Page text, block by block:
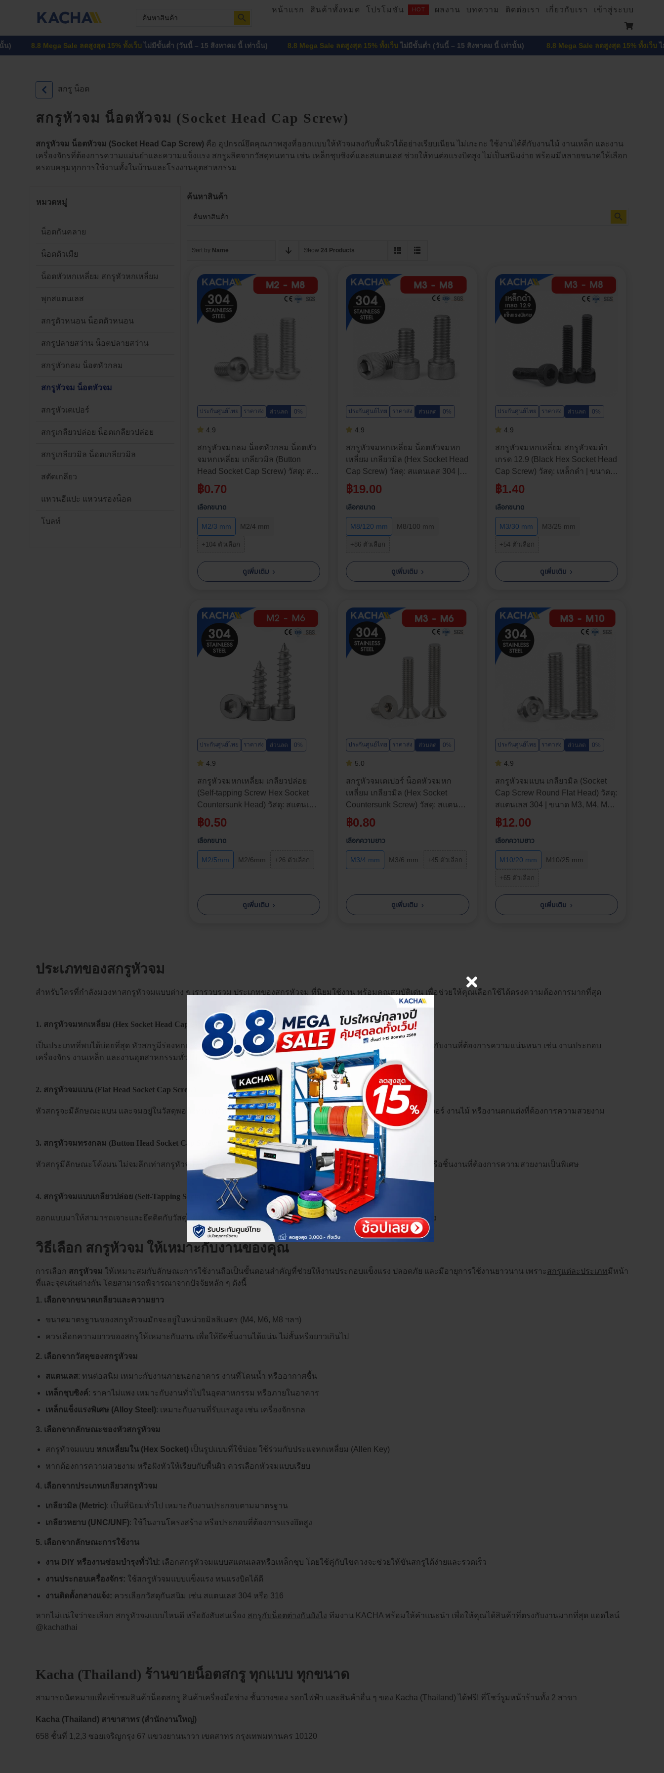
for:
หน้าแรก สินค้าทั้งหมด โปรโมชัน HOT ผลงาน บทความ ติดต่อเรา เกี่ยวกับเรา เข้าสู่ระบบ
8.8 Mega Sale ลดสูงสุด 15% ทั้งเว็บไม่มีขั้นต่ำ (วันนี้ – 15 สิงหาคม นี้ เท่านั้น) 8.8 Mega Sale ลดสูงสุด 15% ทั้งเว็บไม่มีขั้นต่ำ (วันนี้ – 15 สิงหาคม นี้ เท่านั้น) 8.8 Mega Sale ลดสูงสุด 15% ทั้งเว็บไม่มีขั้นต่
สกรู น็อต
สกรูหัวจม น็อตหัวจม (Socket Head Cap Screw)
สกรูหัวจม น็อตหัวจม (Socket Head Cap Screw) คือ อุปกรณ์ยึดคุณภาพสูงที่ออกแบบให้หัวจมลงกับพื้นผิวได้อย่างเรียบเนียน ไม่เกะกะ ใช้งานได้ดีกับงานไม้ งานเหล็ก และงาน
เครื่องจักรที่ต้องการความแม่นยำและความแข็งแรง สกรูผลิตจากวัสดุทนทาน เช่น เหล็กชุบซิงค์และสแตนเลส ช่วยให้ทนต่อแรงบิดสูง ไม่เป็นสนิมง่าย พร้อมมีหลายขนาดให้เลือก
ครอบคลุมทุกการใช้งานทั้งในบ้านและโรงงานอุตสาหกรรม
หมวดหมู่
น็อตกันคลาย
น็อตตัวเมีย
น็อตหัวหกเหลี่ยม สกรูหัวหกเหลี่ยม
พุกสแตนเลส
สกรูตัวหนอน น็อตตัวหนอน
สกรูปลายสว่าน น็อตปลายสว่าน
สกรูหัวกลม น็อตหัวกลม
สกรูหัวจม น็อตหัวจม
สกรูหัวเตเปอร์
สกรูเกลียวปล่อย น็อตเกลียวปล่อย
สกรูเกลียวมิล น็อตเกลียวมิล
สตัดเกลียว
แหวนอีแปะ แหวนรองน็อต
โบลท์
ค้นหาสินค้า
for:
Sort by Name Show 24 Products
ประกันศูนย์ไทย ราคาส่ง ส่วนลด 0%
4.9
สกรูหัวจมกลม น็อตหัวกลม น็อตหัว
จมหกเหลี่ยม เกลียวมิล (Button
Head Socket Cap Screw) วัสดุ: ส
แตนเลส 304 | ขนาด M2, M2.5, M3,
M4, M5, M6, M8 | ความยาว: 3-90
มม. | จำหน่ายราคาต่อตัว
฿0.70
เลือกขนาด
M2/3 mm M2/4 mm
+104 ตัวเลือก
ดูเพิ่มเติม ›
ประกันศูนย์ไทย ราคาส่ง ส่วนลด 0%
4.9
สกรูหัวจมหกเหลี่ยม น็อตหัวจมหก
เหลี่ยม เกลียวมิล (Hex Socket Head
Cap Screw) วัสดุ: สแตนเลส 304 |
ขนาด M3, M4, M5, M6, M8 | ความ
ยาว: 4-120 มม. | จำหน่ายราคาต่อ
ตัว
฿19.00
เลือกขนาด
M8/120 mm M8/100 mm
+86 ตัวเลือก
ดูเพิ่มเติม ›
ประกันศูนย์ไทย ราคาส่ง ส่วนลด 0%
4.9
สกรูหัวจมหกเหลี่ยม สกรูหัวจมดํา
เกรด 12.9 (Black Hex Socket Head
Cap Screw) วัสดุ: เหล็กดำ | ขนาด
M3, M4, M5, M6, M8 | ความยาว: 4-
80 มม. | จำหน่ายราคาต่อตัว
฿1.40
เลือกขนาด
M3/30 mm M3/25 mm
+54 ตัวเลือก
ดูเพิ่มเติม ›
ประกันศูนย์ไทย ราคาส่ง ส่วนลด 0%
4.9
สกรูหัวจมหกเหลี่ยม เกลียวปล่อย
(Self-tapping Screw Hex Socket
Countersunk Head) วัสดุ: สแตนเลส
304 | ขนาด M2, M2.6, M3, M4, M6 |
ความยาว: 5-35 มม. | จำหน่ายราคา
ต่อตัว
฿0.50
เลือกขนาด
M2/5mm M2/6mm +26 ตัวเลือก
ดูเพิ่มเติม ›
ประกันศูนย์ไทย ราคาส่ง ส่วนลด 0%
5.0
สกรูหัวจมเตเปอร์ น็อตหัวจมหก
เหลี่ยม เกลียวมิล (Hex Socket
Countersunk Screw) วัสดุ: สแตน
เลส 304 | ขนาด M3, M4, M5, M6 |
ความยาว: 4-70 มม. | จำหน่ายราคา
ต่อตัว
฿0.80
เลือกความยาว
M3/4 mm M3/6 mm +45 ตัวเลือก
ดูเพิ่มเติม ›
ประกันศูนย์ไทย ราคาส่ง ส่วนลด 0%
4.9
สกรูหัวจมแบน เกลียวมิล (Socket
Cap Screw Round Flat Head) วัสดุ:
สแตนเลส 304 | ขนาด M3, M4, M5,
M6, M8, M10 | ความยาว: 4-90 มม. |
จำหน่ายราคาต่อตัว
฿12.00
เลือกความยาว
M10/20 mm M10/25 mm
+65 ตัวเลือก
ดูเพิ่มเติม ›
ประเภทของสกรูหัวจม
สำหรับใครที่กำลังมองหาสกรูหัวจมแบบต่าง ๆ เรารวบรวม ประเภทของสกรูหัวจม ที่นิยมใช้งาน พร้อมคุณสมบัติเด่น เพื่อช่วยให้คุณเลือกใช้ได้ตรงความต้องการมากที่สุด
1. สกรูหัวจมหกเหลี่ยม (Hex Socket Head Cap Screw)
เป็นประเภทที่พบได้บ่อยที่สุด หัวสกรูมีร่องหกเหลี่ยมด้านใน ใช้ร่วมกับประแจหกเหลี่ยม (Allen Key) ให้แรงขันสูง เหมาะกับงานที่ต้องการความแน่นหนา เช่น งานประกอบ
เครื่องจักร งานเหล็ก และงานอุตสาหกรรมทั่วไป
2. สกรูหัวจมแบน (Flat Head Socket Cap Screw)
หัวสกรูจะมีลักษณะแบน และจมอยู่ในวัสดุพอดี เหมาะสำหรับงานที่ต้องการความเรียบเนียนของพื้นผิว เช่น งานเฟอร์นิเจอร์ งานไม้ หรืองานตกแต่งที่ต้องการความสวยงาม
3. สกรูหัวจมทรงกลม (Button Head Socket Cap Screw)
หัวสกรูมีลักษณะโค้งมน ไม่จมลึกเท่าสกรูหัวจมแบน แต่ให้ความรู้สึกเรียบหรู ดูดี เหมาะกับงานประกอบอุปกรณ์ไฟฟ้า หรือชิ้นงานที่ต้องการความสวยงามเป็นพิเศษ
4. สกรูหัวจมแบบเกลียวปล่อย (Self-Tapping Socket Screw)
ออกแบบมาให้สามารถเจาะและยึดติดกับวัสดุได้เองโดยไม่ต้องเจาะรูนำ ใช้งานสะดวกในงานไม้ พลาสติก หรือโลหะบาง
วิธีเลือก สกรูหัวจม ให้เหมาะกับงานของคุณ
การเลือก สกรูหัวจม ให้เหมาะสมกับลักษณะการใช้งานถือเป็นขั้นตอนสำคัญที่ช่วยให้งานประกอบแข็งแรง ปลอดภัย และมีอายุการใช้งานยาวนาน เพราะสกรูแต่ละประเภทมีหน้า
ที่และจุดเด่นต่างกัน โดยสามารถพิจารณาจากปัจจัยหลัก ๆ ดังนี้
1. เลือกจากขนาดเกลียวและความยาว
ขนาดมาตรฐานของสกรูหัวจมมักจะอยู่ในหน่วยมิลลิเมตร (M4, M6, M8 ฯลฯ)
ควรเลือกความยาวของสกรูให้เหมาะกับงาน เพื่อให้ยึดชิ้นงานได้แน่น ไม่สั้นหรือยาวเกินไป
2. เลือกจากวัสดุของสกรูหัวจม
สแตนเลส: ทนต่อสนิม เหมาะกับงานภายนอกอาคาร งานที่โดนน้ำ หรืออากาศชื้น
เหล็กชุบซิงค์: ราคาไม่แพง เหมาะกับงานทั่วไปในอุตสาหกรรม หรือภายในอาคาร
เหล็กแข็งแรงพิเศษ (Alloy Steel): เหมาะกับงานที่รับแรงสูง เช่น เครื่องจักรกล
3. เลือกจากลักษณะของหัวสกรูหัวจม
สกรูหัวจมแบบ หกเหลี่ยมใน (Hex Socket) เป็นรูปแบบที่ใช้บ่อย ใช้ร่วมกับประแจหกเหลี่ยม (Allen Key)
หากต้องการความสวยงาม หรือฝังหัวให้เรียบกับพื้นผิว ควรเลือกหัวจมแบบเรียบ
4. เลือกจากประเภทเกลียวสกรูหัวจม
เกลียวมิล (Metric): เป็นที่นิยมทั่วไป เหมาะกับงานประกอบตามมาตรฐาน
เกลียวหยาบ (UNC/UNF): ใช้ในงานโครงสร้าง หรือประกอบที่ต้องการแรงยึดสูง
5. เลือกจากลักษณะการใช้งาน
งาน DIY หรืองานซ่อมบำรุงทั่วไป: เลือกสกรูหัวจมแบบสแตนเลสหรือเหล็กชุบ โดยใช้คู่กับไขควงจะช่วยให้ขันสกรูได้ง่ายและรวดเร็ว
งานประกอบเครื่องจักร: ใช้สกรูหัวจมแบบแข็งแรง ทนแรงบิดได้ดี
งานติดตั้งกลางแจ้ง: ควรเลือกวัสดุกันสนิม เช่น สแตนเลส 304 หรือ 316
หากไม่แน่ใจว่าจะเลือก สกรูหัวจมแบบไหนดี หรือยังสับสนเรื่อง สกรูกับน็อตต่างกันยังไง ทีมงาน KACHA พร้อมให้คำแนะนำ เพื่อให้คุณได้สินค้าที่ตรงกับงานมากที่สุด แอดไลน์
@kachathai
Kacha (Thailand) ร้านขายน็อตสกรู ทุกแบบ ทุกขนาด
สามารถนัดหมายเพื่อเข้าชมสินค้าน็อตสกรู สินค้าเครื่องมือช่าง ชั้นวางของ รอกไฟฟ้า และสินค้าอื่น ๆ ของ Kacha (Thailand) ได้ฟรี! ที่โชว์รูมหน้าร้านทั้ง 2 สาขา
Kacha (Thailand) สาขาสาทร (สำนักงานใหญ่)
658 ชั้นที่ 1,2,3 ซอยเจริญกรุง 67 แขวงยานนาวา เขตสาทร กรุงเทพมหานคร 10120
เลือกตัวเลือกสินค้า